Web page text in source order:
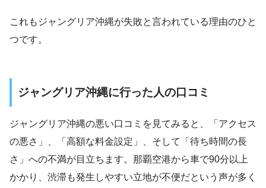
これもジャングリア沖縄が失敗と言われている理由のひと
つです。
ジャングリア沖縄に行った人の口コミ
ジャングリア沖縄の悪い口コミを見てみると、「アクセス
の悪さ」、「高額な料金設定」、そして「待ち時間の長
さ」への不満が目立ちます。那覇空港から車で90分以上
かかり、渋滞も発生しやすい立地が不便だという声が多く